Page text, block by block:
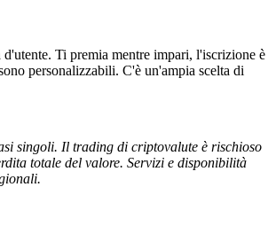
d'utente. Ti premia mentre impari, l'iscrizione è
personalizzabili. C'è un'ampia scelta di
singoli. Il trading di criptovalute è rischioso
totale del valore. Servizi e disponibilità